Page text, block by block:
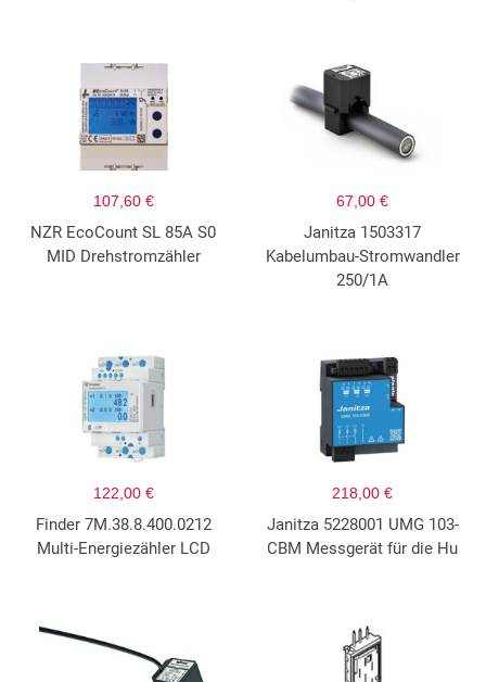
107,60 €
NZR EcoCount SL 85A S0
MID Drehstromzähler
67,00 €
Janitza 1503317
Kabelumbau-Stromwandler
250/1A
122,00 €
Finder 7M.38.8.400.0212
Multi-Energiezähler LCD
218,00 €
Janitza 5228001 UMG 103-
CBM Messgerät für die Hu